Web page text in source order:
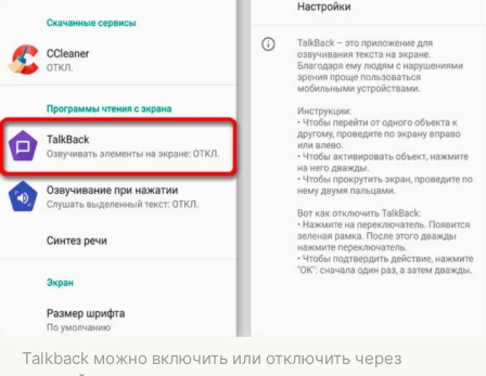
Talkback можно включить или отключить через